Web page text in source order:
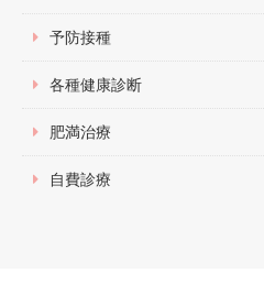
予防接種
各種健康診断
肥満治療
自費診療